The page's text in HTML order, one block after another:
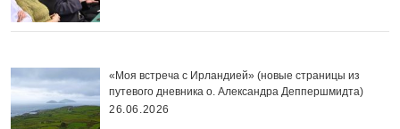
«Моя встреча с Ирландией» (новые страницы из
путевого дневника о. Александра Деппершмидта)
26.06.2026